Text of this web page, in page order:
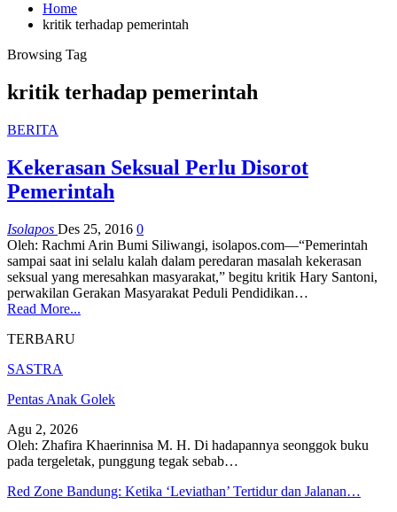
Home
kritik terhadap pemerintah
Browsing Tag
kritik terhadap pemerintah
BERITA
Kekerasan Seksual Perlu Disorot
Pemerintah
Isolapos Des 25, 2016 0
Oleh: Rachmi Arin Bumi Siliwangi, isolapos.com—“Pemerintah
sampai saat ini selalu kalah dalam peredaran masalah kekerasan
seksual yang meresahkan masyarakat,” begitu kritik Hary Santoni,
perwakilan Gerakan Masyarakat Peduli Pendidikan…
Read More...
TERBARU
SASTRA
Pentas Anak Golek
Agu 2, 2026
Oleh: Zhafira Khaerinnisa M. H. Di hadapannya seonggok buku
pada tergeletak, punggung tegak sebab…
Red Zone Bandung: Ketika ‘Leviathan’ Tertidur dan Jalanan…